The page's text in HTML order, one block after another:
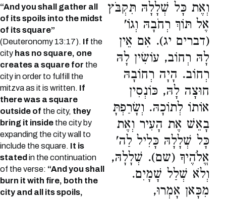
“And you shall gather all
of its spoils into the midst
of its square”
(Deuteronomy 13:17). If the
city has no square, one
creates a square for the
city in order to fulfill the
mitzva as it is written. If
there was a square
outside of the city, they
bring it inside the city by
expanding the city wall to
include the square. It is
stated in the continuation
of the verse: “And you shall
burn it with fire, both the
city and all its spoils,
וְאֶת כָּל שְׁלָלָהּ תִּקְבֹּץ
אֶל תּוֹךְ רְחֹבָהּ וְגוֹ'
(דברים יג). אִם אֵין
לָהּ רְחוֹב, עוֹשִׂין לָהּ
רְחוֹב. הָיָה רְחוֹבָהּ
חוּצָה לָהּ, כּוֹנְסִין
אוֹתוֹ לְתוֹכָהּ. וְשָׂרַפְתָּ
בָאֵשׁ אֶת הָעִיר וְאֶת
כָּל שְׁלָלָהּ כָּלִיל לַה'
אֱלֹהֶיךָ (שם). שְׁלָלָהּ,
וְלֹא שְׁלַל שָׁמָיִם.
מִכָּאן אָמְרוּ,